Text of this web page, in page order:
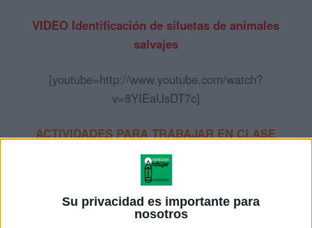
Su privacidad es importante para
nosotros
VIDEO Identificación de siluetas de animales
salvajes
[youtube=http://www.youtube.com/watch?
v=8YIEaUsDT7c]
ACTIVIDADES PARA TRABAJAR EN CLASE
DISCRIMINACIÓN DE NEUVAS SILUETAS
FRENTE A LAS APRENDIDAS